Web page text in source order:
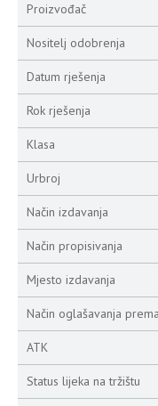
Proizvođač
Nositelj odobrenja
Datum rješenja
Rok rješenja
Klasa
Urbroj
Način izdavanja
Način propisivanja
Mjesto izdavanja
Način oglašavanja
ATK
Status lijeka na tržištu